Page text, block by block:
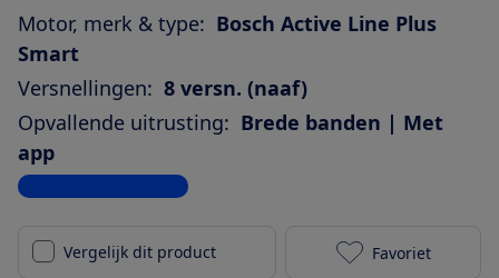
Motor, merk & type: Bosch Active Line Plus
Smart
Versnellingen: 8 versn. (naaf)
Opvallende uitrusting: Brede banden | Met
app
Bekijk alle specificaties
Vergelijk dit product Gazelle
Favoriet